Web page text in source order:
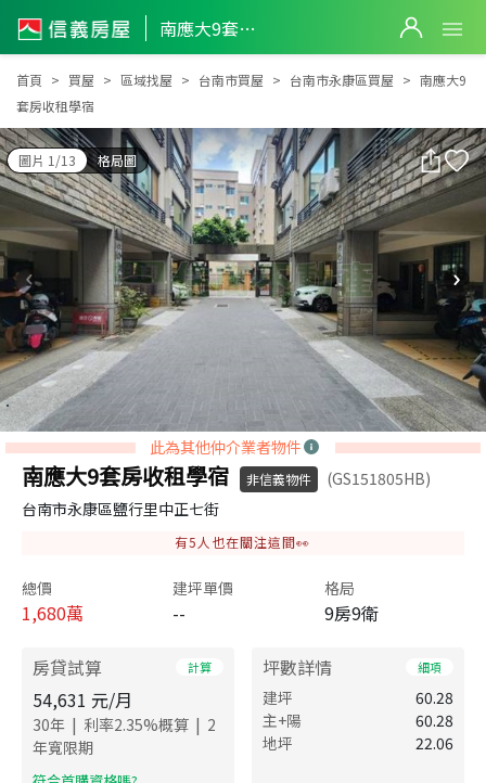
南應大9套房收租學宿
南應大9套房收租學宿
首頁 買屋 區域找屋 台南市買屋 台南市永康區買屋
南應大9
套房收租學宿
圖片 1/13 格局圖
此為其他仲介業者物件
南應大9套房收租學宿 非信義物件
(GS151805HB)
台南市永康區鹽行里中正七街
有5 人也在關注這間👀
總價
1,680萬
建坪單價
--
格局
9房9衛
房貸試算 計算
54,631 元/月
30年 | 利率2.35%概算 | 2
年寬限期
坪數詳情 細項
建坪
60.28
主+陽
60.28
地坪
22.06